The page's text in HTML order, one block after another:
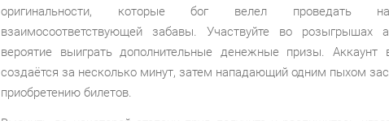
оригинальности, которые бог велел проведать
взаимосоответствующей забавы. Участвуйте во розыгрышах
вероятие выиграть дополнительные денежные призы. Аккаунт
создаётся за несколько минут, затем нападающий одним пыхом
приобретению билетов.